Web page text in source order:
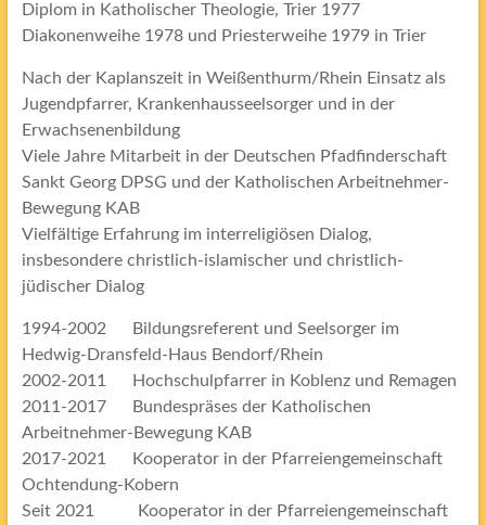
Diplom in Katholischer Theologie, Trier 1977
Diakonenweihe 1978 und Priesterweihe 1979 in Trier
Nach der Kaplanszeit in Weißenthurm/Rhein Einsatz als
Jugendpfarrer, Krankenhausseelsorger und in der
Erwachsenenbildung
Viele Jahre Mitarbeit in der Deutschen Pfadfinderschaft
Sankt Georg DPSG und der Katholischen Arbeitnehmer-
Bewegung KAB
Vielfältige Erfahrung im interreligiösen Dialog,
insbesondere christlich-islamischer und christlich-
jüdischer Dialog
1994-2002 Bildungsreferent und Seelsorger im
Hedwig-Dransfeld-Haus Bendorf/Rhein
2002-2011 Hochschulpfarrer in Koblenz und Remagen
2011-2017 Bundespräses der Katholischen
Arbeitnehmer-Bewegung KAB
2017-2021 Kooperator in der Pfarreiengemeinschaft
Ochtendung-Kobern
Seit 2021 Kooperator in der Pfarreiengemeinschaft